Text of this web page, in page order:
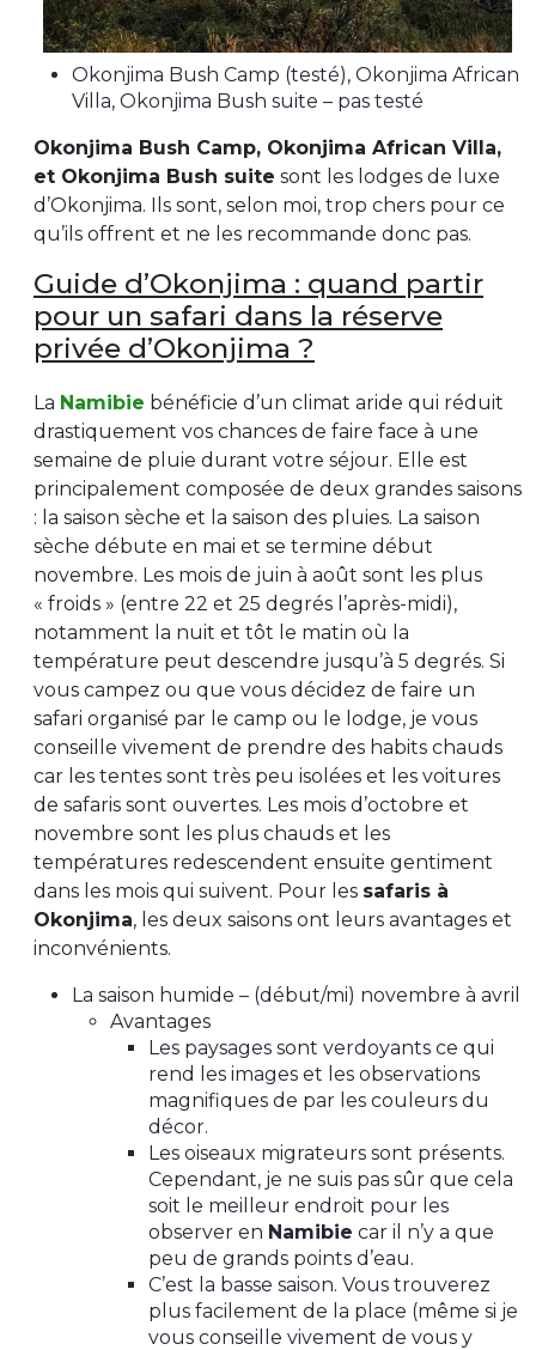
Okonjima Omboroko camping dans la réserve privée d’Okonjima en Namibie – Cette image est la propriété d’ Okonjima
Okonjima Bush Camp (testé), Okonjima African
Villa, Okonjima Bush suite – pas testé
Okonjima Bush Camp, Okonjima African Villa,
et Okonjima Bush suite sont les lodges de luxe
d’Okonjima. Ils sont, selon moi, trop chers pour ce
qu’ils offrent et ne les recommande donc pas.
Guide d’Okonjima : quand partir
pour un safari dans la réserve
privée d’Okonjima ?
La Namibie bénéficie d’un climat aride qui réduit
drastiquement vos chances de faire face à une
semaine de pluie durant votre séjour. Elle est
principalement composée de deux grandes saisons
: la saison sèche et la saison des pluies. La saison
sèche débute en mai et se termine début
novembre. Les mois de juin à août sont les plus
« froids » (entre 22 et 25 degrés l’après-midi),
notamment la nuit et tôt le matin où la
température peut descendre jusqu’à 5 degrés. Si
vous campez ou que vous décidez de faire un
safari organisé par le camp ou le lodge, je vous
conseille vivement de prendre des habits chauds
car les tentes sont très peu isolées et les voitures
de safaris sont ouvertes. Les mois d’octobre et
novembre sont les plus chauds et les
températures redescendent ensuite gentiment
dans les mois qui suivent. Pour les safaris à
Okonjima, les deux saisons ont leurs avantages et
inconvénients.
La saison humide – (début/mi) novembre à avril
Avantages
Les paysages sont verdoyants ce qui
rend les images et les observations
magnifiques de par les couleurs du
décor.
Les oiseaux migrateurs sont présents.
Cependant, je ne suis pas sûr que cela
soit le meilleur endroit pour les
observer en Namibie car il n’y a que
peu de grands points d’eau.
C’est la basse saison. Vous trouverez
plus facilement de la place (même si je
vous conseille vivement de vous y